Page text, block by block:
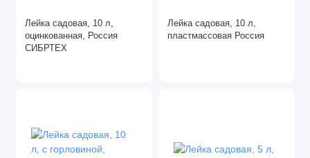
Для комнатных растений
Кусторезы
Лейка садовая, 10 л,
оцинкованная, Россия
СИБРТЕХ
Лейка садовая, 10 л,
пластмассовая Россия